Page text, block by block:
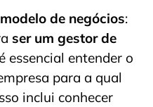
de negócios:
ser um gestor de
essencial entender o
para a qual
inclui conhecer